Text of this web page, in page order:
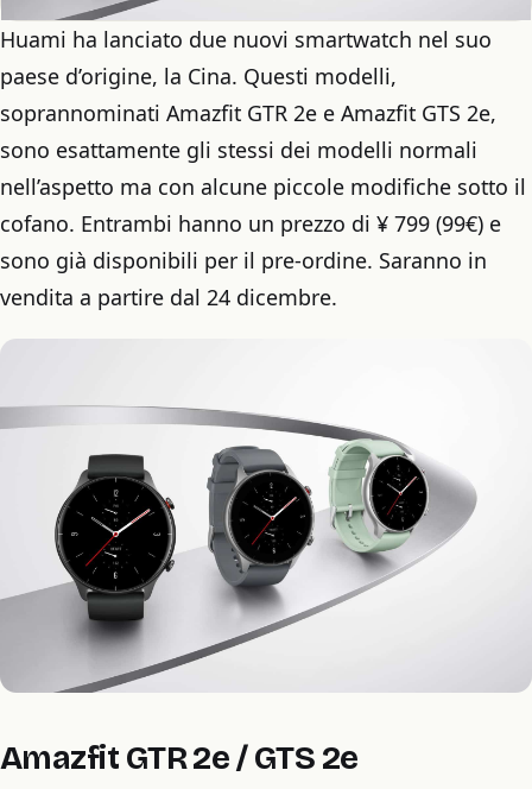
Huami ha lanciato due nuovi smartwatch nel suo
paese d’origine, la Cina. Questi modelli,
soprannominati Amazfit GTR 2e e Amazfit GTS 2e,
sono esattamente gli stessi dei modelli normali
nell’aspetto ma con alcune piccole modifiche sotto il
cofano. Entrambi hanno un prezzo di ¥ 799 (99€) e
sono già disponibili per il pre-ordine. Saranno in
vendita a partire dal 24 dicembre.
Amazfit GTR 2e / GTS 2e